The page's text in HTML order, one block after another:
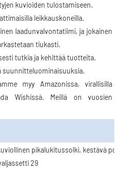
kuvioiden tulostamiseen.
leikkauskoneilla.
tiukasti.
tutkia ja kehittää tuotteita.
suunnitteluominaisuuksia.
Wishissä. Meillä on vuosien